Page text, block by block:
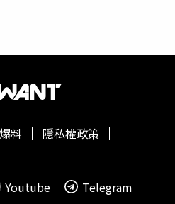
報告，分析了17家曾協助烏克
強化對台投資，但大多數公司
局與研發合作，遠比台灣更為
挺台。若川普政府將援台視為
須盡可能調整政府對企業的激
表示，依據《全民國防教育
單位的話，在接受連戰訓練的
料
隱私權政策
Youtube Telegram